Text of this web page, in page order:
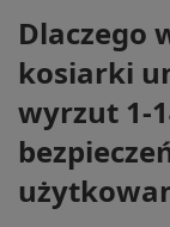
Dlaczego
kosiarki
wyrzut 1-